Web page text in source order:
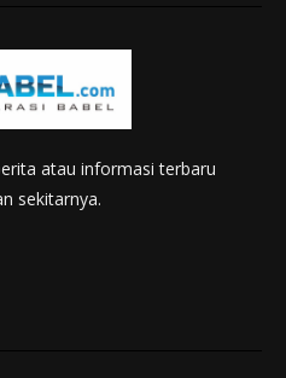
atau informasi terbaru
sekitarnya.